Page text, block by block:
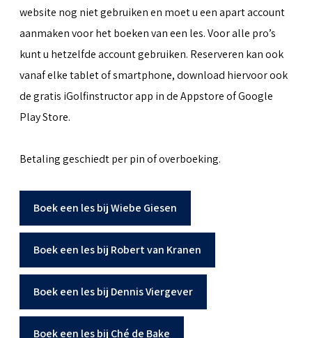
website nog niet gebruiken en moet u een apart account
aanmaken voor het boeken van een les. Voor alle pro’s
kunt u hetzelfde account gebruiken. Reserveren kan ook
vanaf elke tablet of smartphone, download hiervoor ook
de gratis iGolfinstructor app in de Appstore of Google
Play Store.
Betaling geschiedt per pin of overboeking.
Boek een les bij Wiebe Giesen
Boek een les bij Robert van Kranen
Boek een les bij Dennis Viergever
Boek een les bij Ché de Bake